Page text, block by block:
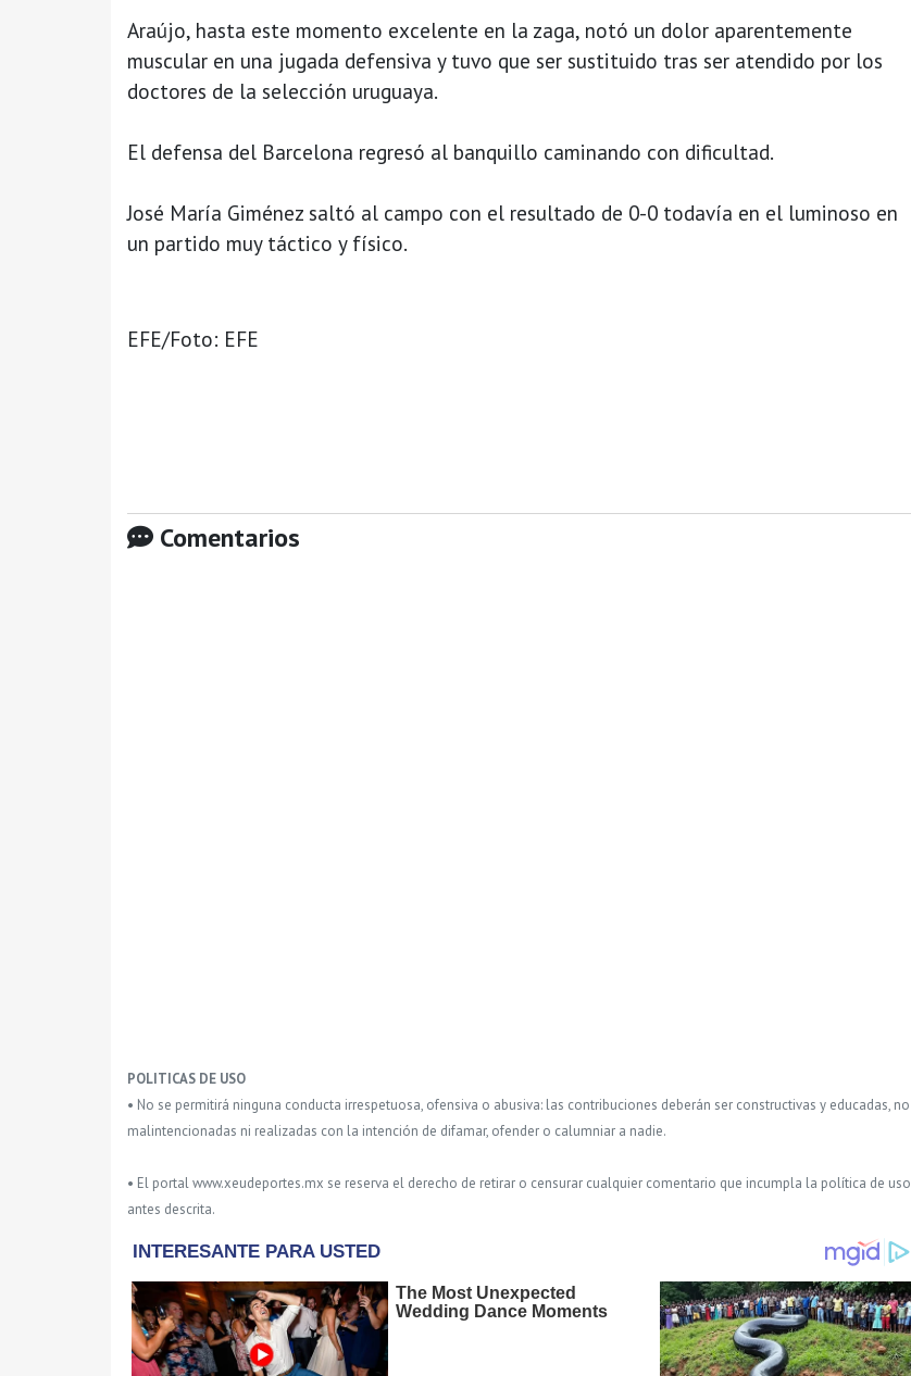
Araújo, hasta este momento excelente en la zaga, notó un dolor aparentemente
muscular en una jugada defensiva y tuvo que ser sustituido tras ser atendido por los
doctores de la selección uruguaya.
El defensa del Barcelona regresó al banquillo caminando con dificultad.
José María Giménez saltó al campo con el resultado de 0-0 todavía en el luminoso en
un partido muy táctico y físico.
EFE/Foto: EFE
Comentarios
POLITICAS DE USO
• No se permitirá ninguna conducta irrespetuosa, ofensiva o abusiva: las contribuciones deberán ser constructivas y educadas, no
malintencionadas ni realizadas con la intención de difamar, ofender o calumniar a nadie.
• El portal www.xeudeportes.mx se reserva el derecho de retirar o censurar cualquier comentario que incumpla la política de uso
antes descrita.